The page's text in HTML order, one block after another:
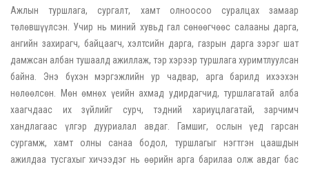
Ажлын туршлага, сургалт, хамт олноосоо суралцах замаар
төлөвшүүлсэн. Учир нь миний хувьд гал сөнөөгчөөс салааны дарга,
ангийн захирагч, байцаагч, хэлтсийн дарга, газрын дарга зэрэг шат
дамжсан албан тушаалд ажиллаж, тэр хэрээр туршлага хуримтлуулсан
байна. Энэ бүхэн мэргэжлийн ур чадвар, арга барилд ихээхэн
нөлөөлсөн. Мөн өмнөх үеийн ахмад удирдагчид, туршлагатай алба
хаагчдаас их зүйлийг сурч, тэдний хариуцлагатай, зарчимч
хандлагаас үлгэр дууриалал авдаг. Гамшиг, ослын үед гарсан
сургамж, хамт олны санаа бодол, туршлагыг нэгтгэн цаашдын
ажилдаа тусгахыг хичээдэг нь өөрийн арга барилаа олж авдаг бас